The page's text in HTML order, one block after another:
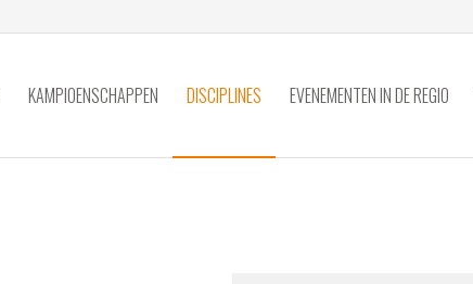
KAMPIOENSCHAPPEN DISCIPLINES EVENEMENTEN IN DE REGIO